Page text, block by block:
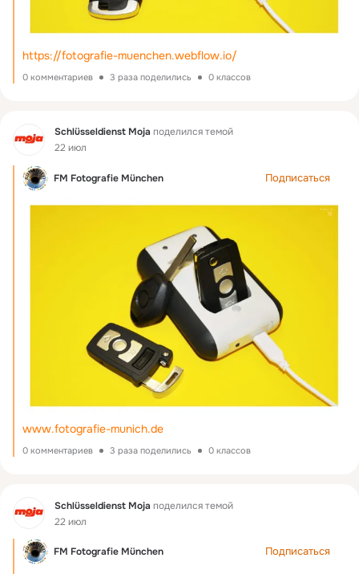
https://fotografie-muenchen.webflow.io/
0 комментариев 3 раза поделились 0 классов
Schlüsseldienst Moja поделился темой
22 июл
FM Fotografie München Подписаться
www.fotografie-munich.de
0 комментариев 3 раза поделились 0 классов
Schlüsseldienst Moja поделился темой
22 июл
FM Fotografie München Подписаться